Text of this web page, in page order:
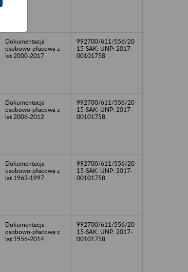
Dokumentacja
osobowo-płacowa z
lat 2000-2017
992700/611/556/20
15-SAK; UNP: 2017-
00101758
Dokumentacja
osobowo-płacowa z
lat 2006-2012
992700/611/556/20
15-SAK; UNP: 2017-
00101758
Dokumentacja
osobowo-płacowa z
lat 1963-1997
992700/611/556/20
15-SAK; UNP: 2017-
00101758
Dokumentacja
osobowo-płacowa z
lat 1956-2014
992700/611/556/20
15-SAK; UNP: 2017-
00101758